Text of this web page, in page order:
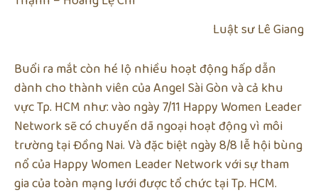
Luật sư Lê Giang
Buổi ra mắt còn hé lộ nhiều hoạt động hấp dẫn
dành cho thành viên của Angel Sài Gòn và cả khu
vực Tp. HCM như: vào ngày 7/11 Happy Women Leader
Network sẽ có chuyến dã ngoại hoạt động vì môi
trường tại Đồng Nai. Và đặc biệt ngày 8/8 lễ hội bùng
nổ của Happy Women Leader Network với sự tham
gia của toàn mạng lưới được tổ chức tại Tp. HCM.